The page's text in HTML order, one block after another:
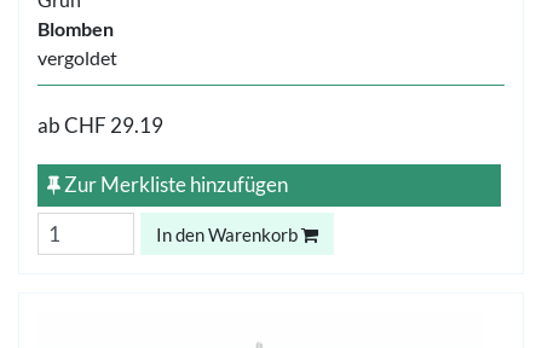
Blomben
vergoldet
abCHF 29.19
Zur Merkliste hinzufügen
In den Warenkorb